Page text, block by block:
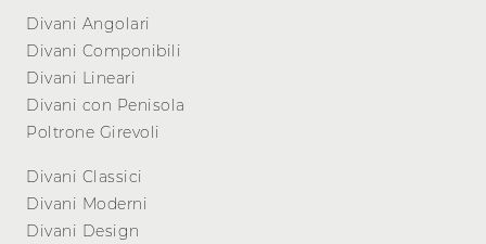
Divani Angolari
Divani Componibili
Divani Lineari
Divani con Penisola
Poltrone Girevoli
Divani Classici
Divani Moderni
Divani Design